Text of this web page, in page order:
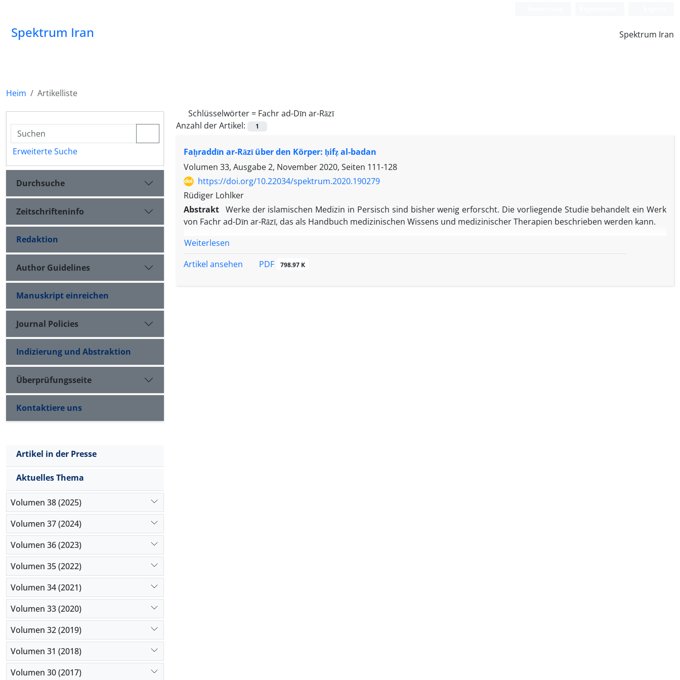
Spektrum Iran Spektrum Iran
Heim
Artikelliste
Schlüsselwörter = Fachr ad-Dīn ar-Rāzī
Anzahl der Artikel:
1
Faḫraddīn ar-Rāzī über den Körper: ḥifẓ al-badan
Volumen 33, Ausgabe 2, November 2020, Seiten 111-128
https://doi.org/10.22034/spektrum.2020.190279
Rüdiger Lohlker
Abstrakt Werke der islamischen Medizin in Persisch sind bisher wenig erforscht. Die vorliegende Studie behandelt ein Werk
von Fachr ad-Dīn ar-Rāzī, das als Handbuch medizinischen Wissens und medizinischer Therapien beschrieben werden kann.
Weiterlesen
Artikel ansehen
PDF 798.97 K
Erweiterte Suche
Durchsuche
Zeitschrifteninfo
Redaktion
Author Guidelines
Manuskript einreichen
Journal Policies
Indizierung und Abstraktion
Überprüfungsseite
Kontaktiere uns
Artikel in der Presse
Aktuelles Thema
Volumen 38 (2025)
Volumen 37 (2024)
Volumen 36 (2023)
Volumen 35 (2022)
Volumen 34 (2021)
Volumen 33 (2020)
Volumen 32 (2019)
Volumen 31 (2018)
Volumen 30 (2017)